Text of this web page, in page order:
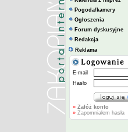
Pogoda/kamery
Ogłoszenia
Forum dyskusyjne
Redakcja
Reklama
E-mail
Hasło
» Załóż konto
» Zapomniałem hasła